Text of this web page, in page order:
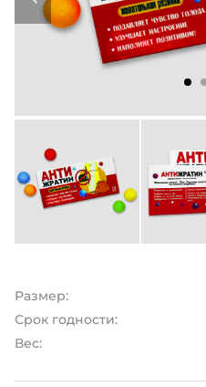
Размер:
Срок годности:
Вес: